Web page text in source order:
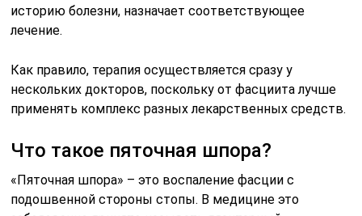
историю болезни, назначает соответствующее
лечение.
Как правило, терапия осуществляется сразу у
нескольких докторов, поскольку от фасциита лучше
применять комплекс разных лекарственных средств.
Что такое пяточная шпора?
«Пяточная шпора» – это воспаление фасции с
подошвенной стороны стопы. В медицине это